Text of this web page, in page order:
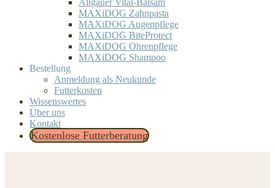
Allgäuer Vital-Balsam
MAXiDOG Zahnpasta
MAXiDOG Augenpflege
MAXiDOG BiteProtect
MAXiDOG Ohrenpflege
MAXiDOG Shampoo
Bestellung
Anmeldung als Neukunde
Futterkosten
Wissenswertes
Über uns
Kontakt
Kostenlose Futterberatung